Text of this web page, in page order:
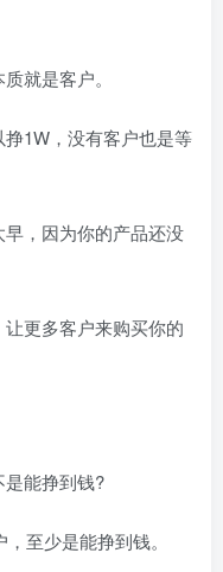
就是客户。
1W，没有客户也是等
，因为你的产品还没
更多客户来购买你的
能挣到钱?
至少是能挣到钱。